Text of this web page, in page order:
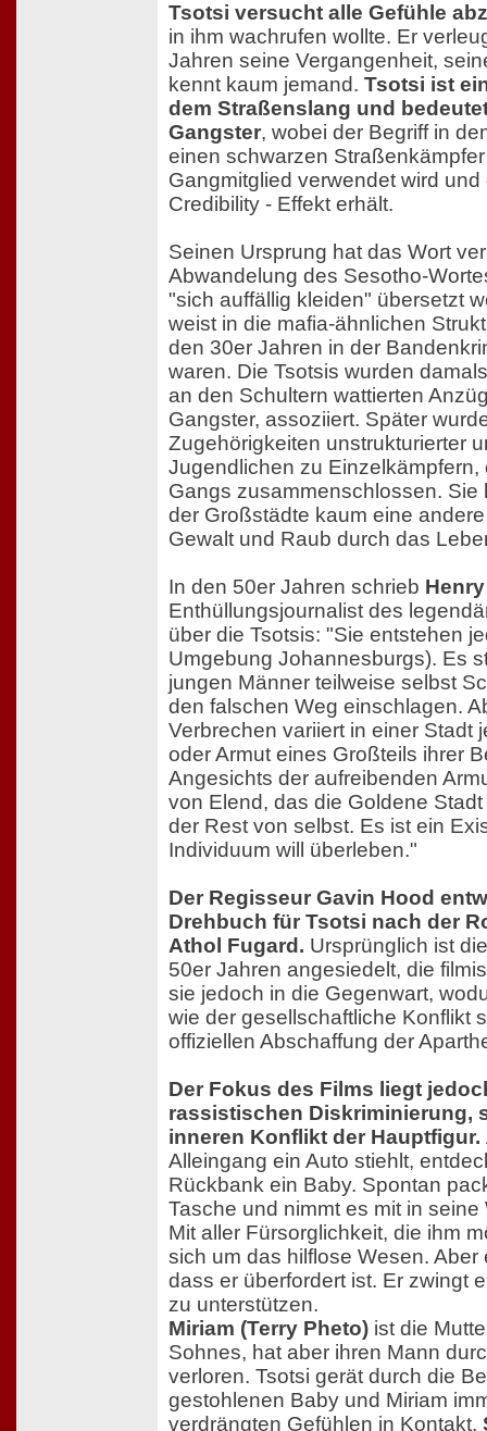
Tsotsi versucht alle Gefühle
in ihm wachrufen wollte. Er
Jahren seine Vergangenheit,
kennt kaum jemand. Tsotsi ist
dem Straßenslang und
Gangster, wobei der Begriff in
einen schwarzen
Gangmitglied verwendet wird
Credibility - Effekt erhält.
Seinen Ursprung hat das Wort
Abwandelung des Sesotho-
"sich auffällig kleiden" übersetzt
weist in die mafia-ähnlichen
den 30er Jahren in der
waren. Die Tsotsis wurden
an den Schultern wattierten
Gangster, assoziiert. Später
Zugehörigkeiten unstrukturierter
Jugendlichen zu Einzelkämpfern,
Gangs zusammenschlossen. Sie
der Großstädte kaum eine
Gewalt und Raub durch das
In den 50er Jahren schrieb
Enthüllungsjournalist des
über die Tsotsis: "Sie entstehen
Umgebung Johannesburgs). Es
jungen Männer teilweise selbst
den falschen Weg einschlagen.
Verbrechen variiert in einer Stadt
oder Armut eines Großteils ihrer
Angesichts der aufreibenden
von Elend, das die Goldene
der Rest von selbst. Es ist ein
Individuum will überleben."
Der Regisseur Gavin Hood
Drehbuch für Tsotsi nach der
Athol Fugard. Ursprünglich ist
50er Jahren angesiedelt, die
sie jedoch in die Gegenwart,
wie der gesellschaftliche Konflikt
offiziellen Abschaffung der
Der Fokus des Films liegt
rassistischen Diskriminierung,
inneren Konflikt der Hauptfigur.
Alleingang ein Auto stiehlt,
Rückbank ein Baby. Spontan
Tasche und nimmt es mit in
Mit aller Fürsorglichkeit, die ihm
sich um das hilflose Wesen. Aber
dass er überfordert ist. Er zwingt
zu unterstützen.
Miriam (Terry Pheto) ist die
Sohnes, hat aber ihren Mann
verloren. Tsotsi gerät durch die
gestohlenen Baby und Miriam
verdrängten Gefühlen in Kontakt.